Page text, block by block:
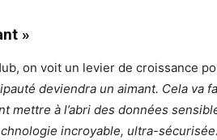
»
on voit un levier de croissance
deviendra un aimant. Cela va
mettre à l’abri des données
incroyable, ultra-